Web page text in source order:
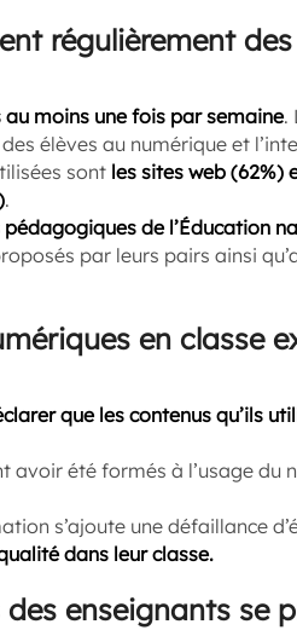
régulièrement
au moins une fois par semaine.
élèves au numérique et
sont les sites web (62%)
.
de l’Éducation
par leurs pairs ainsi
en classe
que les contenus qu’ils
avoir été formés à l’usage
s’ajoute une défaillance
dans leur classe.
enseignants se